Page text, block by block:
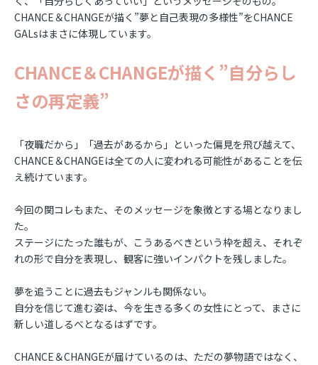
CHANCE＆CHANGEが描く”夢と自己表現の多様性”をCHANCE
GALsはまさに体現しています。
CHANCE＆CHANGEが描く”自分らし
さの再定義”
「夜職だから」「過去があるから」といった偏見を飛び越えて、
CHANCE＆CHANGEは全ての人に変われる可能性があることを伝
え続けています。
今回の関コレもまた、そのメッセージを象徴とする場となりまし
た。
ステージにたった誰もが、こうあるべきという枠を超え、それぞ
れの形で自分を表現し、観客に強いインパクトを残しました。
夢を追うことに過去もジャンルも関係ない。
自分を信じて進む姿は、今を生きる多くの女性にとって、まさに
新しい道しるべとなるはずです。
CHANCE＆CHANGEが届けているのは、ただの夢物語ではなく、